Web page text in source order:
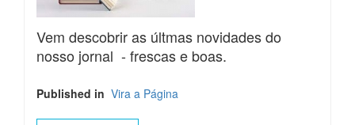
Vem descobrir as últmas novidades do
nosso jornal - frescas e boas.
Published in Vira a Página